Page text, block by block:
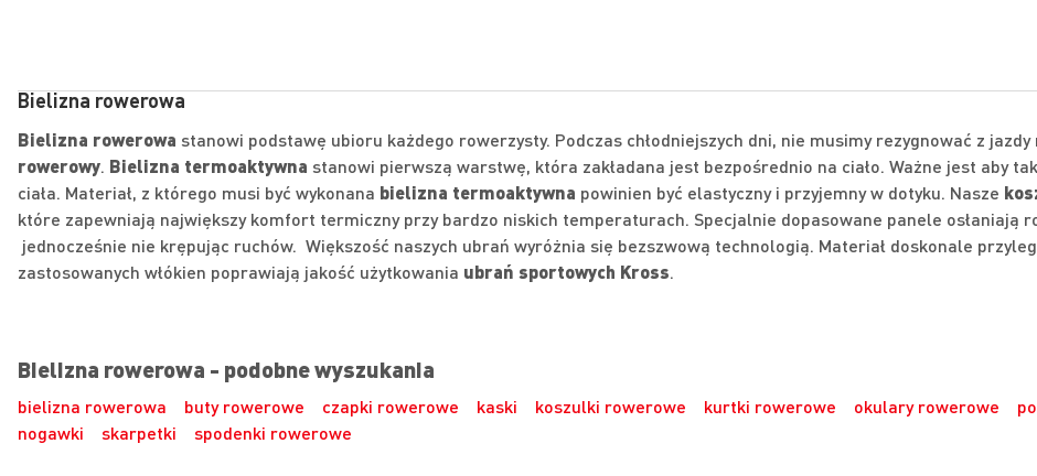
Bielizna rowerowa
Bielizna rowerowa stanowi podstawę ubioru każdego rowerzysty. Podczas chłodniejszych dni, nie musimy rezygnować z
rowerowy. Bielizna termoaktywna stanowi pierwszą warstwę, która zakładana jest bezpośrednio na ciało. Ważne jest aby
ciała. Materiał, z którego musi być wykonana bielizna termoaktywna powinien być elastyczny i przyjemny w dotyku. Nasze
które zapewniają największy komfort termiczny przy bardzo niskich temperaturach. Specjalnie dopasowane panele osłaniają
jednocześnie nie krępując ruchów. Większość naszych ubrań wyróżnia się bezszwową technologią. Materiał doskonale
zastosowanych włókien poprawiają jakość użytkowania ubrań sportowych Kross.
Bielizna rowerowa - podobne wyszukania
bielizna rowerowa buty rowerowe czapki rowerowe kaski koszulki rowerowe kurtki rowerowe okulary rowerowe
nogawki
skarpetki spodenki rowerowe